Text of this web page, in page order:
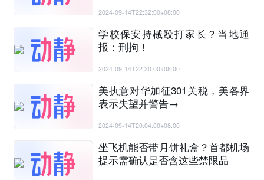
2024-09-14T22:32:00+08:00
学校保安持械殴打家长？当地通
报：刑拘！
2024-09-14T22:30:00+08:00
美执意对华加征301关税，美各界
表示失望并警告→
2024-09-14T20:04:00+08:00
坐飞机能否带月饼礼盒？首都机场
提示需确认是否含这些禁限品